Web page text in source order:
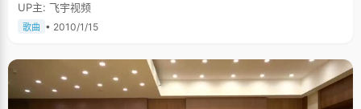
UP主: 飞宇视频
歌曲 • 2010/1/15